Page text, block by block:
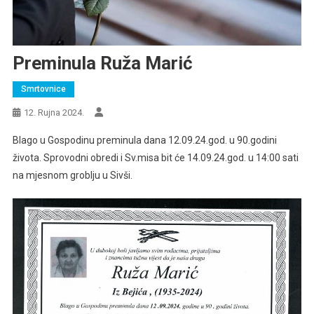
Preminula Ruža Marić
Smrtovnice
12. Rujna 2024.
Blago u Gospodinu preminula dana 12.09.24.god. u 90.godini
života. Sprovodni obredi i Sv.misa bit će 14.09.24.god. u 14:00 sati
na mjesnom groblju u Sivši.